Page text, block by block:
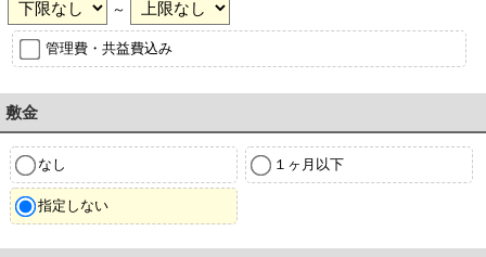
～
管理費・共益費込み
敷金
なし １ヶ月以下
指定しない